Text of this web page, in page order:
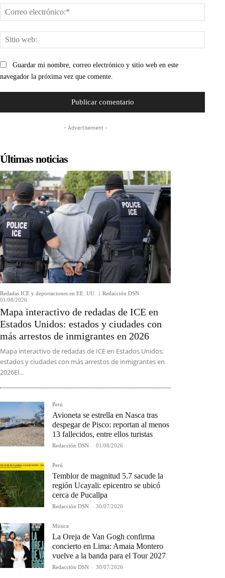
web:
Guardar mi nombre, correo electrónico y sitio web en este
navegador la próxima vez que comente.
- Advertisement -
Últimas noticias
Redadas ICE y deportaciones en EE. UU. Redacción DSN -
01/08/2026
Mapa interactivo de redadas de ICE en
Estados Unidos: estados y ciudades con
más arrestos de inmigrantes en 2026
Mapa interactivo de redadas de ICE en Estados Unidos:
estados y ciudades con más arrestos de inmigrantes en
2026El...
Perú
Avioneta se estrella en Nasca tras
despegar de Pisco: reportan al menos
13 fallecidos, entre ellos turistas
Redacción DSN - 01/08/2026
Perú
Temblor de magnitud 5.7 sacude la
región Ucayali: epicentro se ubicó
cerca de Pucallpa
Redacción DSN - 30/07/2026
Música
La Oreja de Van Gogh confirma
concierto en Lima: Amaia Montero
vuelve a la banda para el Tour 2027
Redacción DSN - 30/07/2026